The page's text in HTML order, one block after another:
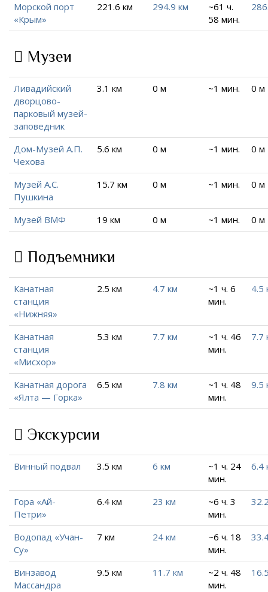
Морской порт
«Крым»
221.6 км 294.9 км
~61 ч.
58 мин.
Музеи
Ливадийский
дворцово-
парковый музей-
заповедник
3.1 км 0 м ~1 мин. 0 м
Дом-Музей А.П.
Чехова
5.6 км 0 м ~1 мин. 0 м
Музей А.С.
Пушкина
15.7 км 0 м ~1 мин. 0 м
Музей ВМФ 19 км 0 м ~1 мин. 0 м
Подъемники
Канатная
станция
«Нижняя»
2.5 км 4.7 км
~1 ч. 6
мин.
4.5
Канатная
станция
«Мисхор»
5.3 км 7.7 км
~1 ч. 46
мин.
7.7
Канатная дорога
«Ялта — Горка»
6.5 км 7.8 км
~1 ч. 48
мин.
9.5
Экскурсии
Винный подвал 3.5 км 6 км
~1 ч. 24
мин.
6.4
Гора «Ай-
Петри»
6.4 км 23 км
~6 ч. 3
мин.
Водопад «Учан-
Су»
7 км 24 км
~6 ч. 18
мин.
Винзавод
Массандра
9.5 км 11.7 км
~2 ч. 48
мин.